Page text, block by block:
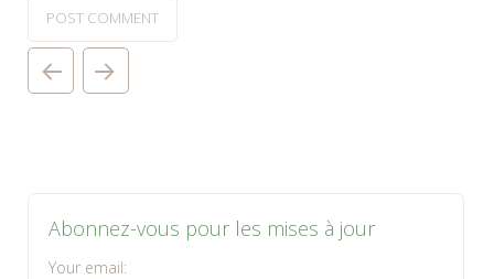
Abonnez-vous pour les mises à jour
Your email: